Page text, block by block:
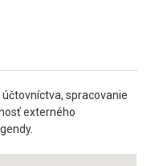
spracovanie
externého